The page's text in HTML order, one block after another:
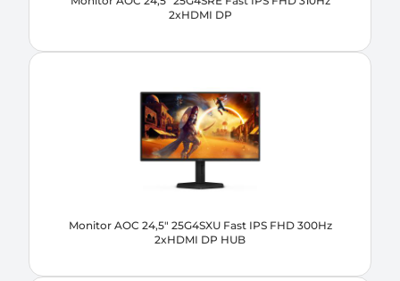
2xHDMI DP
Monitor AOC 24,5" 25G4SXU Fast IPS FHD 300Hz
2xHDMI DP HUB